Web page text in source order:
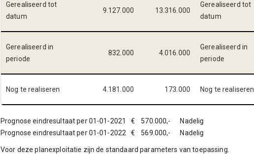
Gerealiseerd tot
datum
9.127.000 13.316.000
Gerealiseerd tot
datum
Gerealiseerd in
periode
832.000 4.016.000
Gerealiseerd in
periode
Nog te realiseren 4.181.000 173.000 Nog te realiseren
Prognose eindresultaat per 01-01-2021 € 570.000,- Nadelig
Prognose eindresultaat per 01-01-2022 € 569.000,- Nadelig
Voor deze planexploitatie zijn de standaard parameters van toepassing.